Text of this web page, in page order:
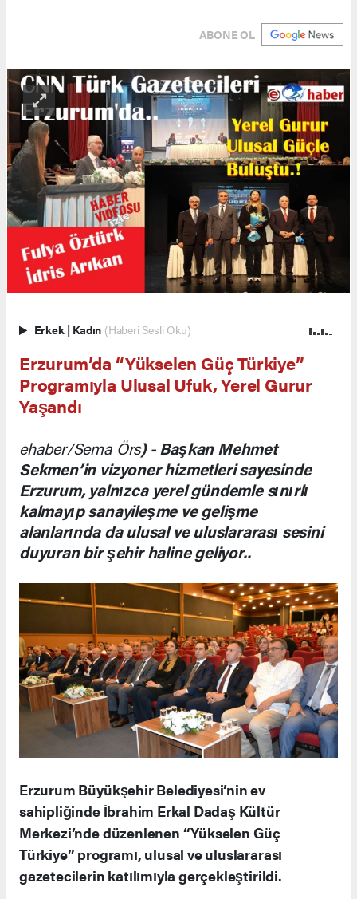
ABONE OL
Erkek | Kadın (Haberi Sesli Oku)
Erzurum’da “Yükselen Güç Türkiye”
Programıyla Ulusal Ufuk, Yerel Gurur
Yaşandı
ehaber/Sema Örs) - Başkan Mehmet
Sekmen’in vizyoner hizmetleri sayesinde
Erzurum, yalnızca yerel gündemle sınırlı
kalmayıp sanayileşme ve gelişme
alanlarında da ulusal ve uluslararası sesini
duyuran bir şehir haline geliyor..
Erzurum Büyükşehir Belediyesi’nin ev
sahipliğinde İbrahim Erkal Dadaş Kültür
Merkezi’nde düzenlenen “Yükselen Güç
Türkiye” programı, ulusal ve uluslararası
gazetecilerin katılımıyla gerçekleştirildi.